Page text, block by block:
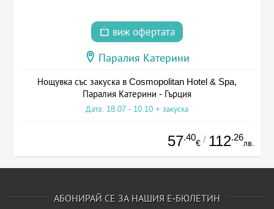
виж офертата
Паралия Катерини
Нощувка със закуска в Cosmopolitan Hotel & Spa,
Паралия Катерини - Гърция
Дата: 18.07 - 10.10 + закуска
57.40
€ / 112.26
лв.
АБОНИРАЙ СЕ ЗА НАШИЯ Е-БЮЛЕТИН